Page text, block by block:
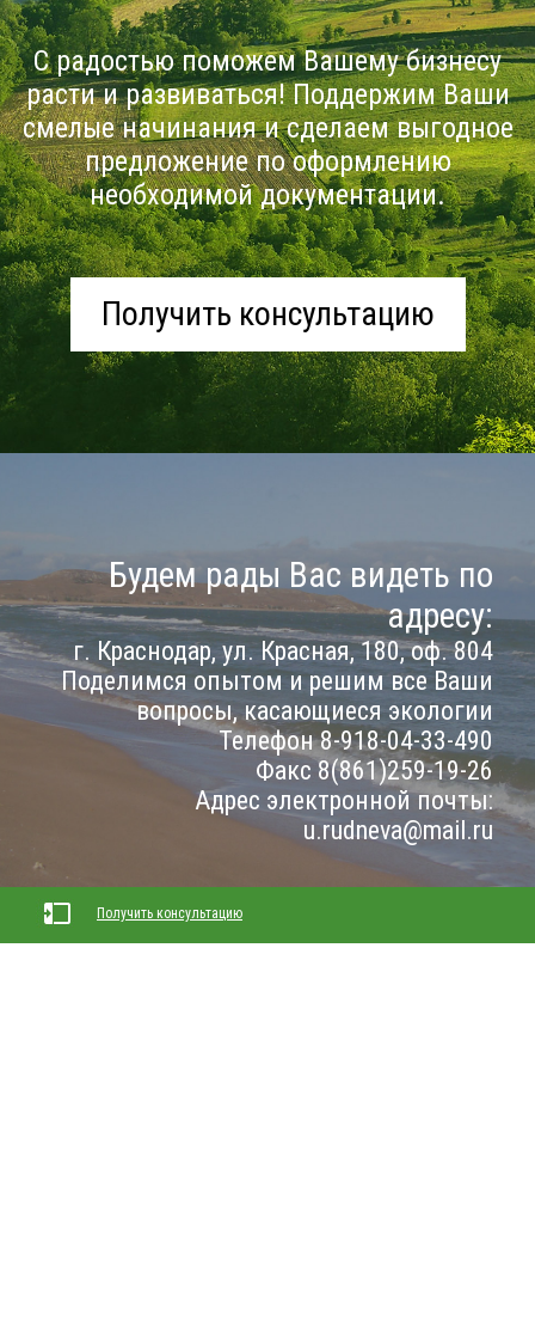
С радостью поможем Вашему бизнесу
расти и развиваться! Поддержим Ваши
смелые начинания и сделаем выгодное
предложение по оформлению
необходимой документации.
Получить консультацию
Будем рады Вас видеть по
адресу:
г. Краснодар, ул. Красная, 180, оф. 804
Поделимся опытом и решим все Ваши
вопросы, касающиеся экологии
Телефон 8-918-04-33-490
Факс 8(861)259-19-26
Адрес электронной почты:
u.rudneva@mail.ru
Получить консультацию